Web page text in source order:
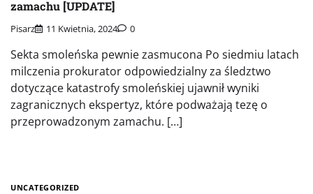
zamachu [UPDATE]
Pisarz 11 Kwietnia, 2024 0
Sekta smoleńska pewnie zasmucona Po siedmiu latach
milczenia prokurator odpowiedzialny za śledztwo
dotyczące katastrofy smoleńskiej ujawnił wyniki
zagranicznych ekspertyz, które podważają tezę o
przeprowadzonym zamachu. […]
UNCATEGORIZED